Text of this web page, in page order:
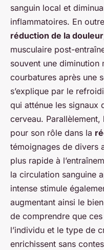
sanguin local et
inflammatoires. En
réduction de la douleur
musculaire post-
souvent une diminution
courbatures après une
s’explique par le
qui atténue les signaux
cerveau.
pour son rôle dans la
témoignages de divers
plus rapide à
la circulation sanguine
intense stimule
augmentant ainsi le
de comprendre que
l’individu et le type de
enrichissent sans